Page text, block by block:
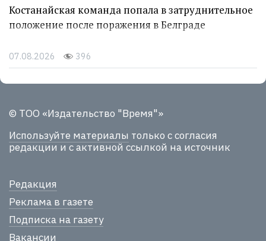
Костанайская команда попала в затруднительное
положение после поражения в Белграде
07.08.2026 396
© ТОО «Издательство "Время"»
Используйте материалы только с согласия
редакции и с активной ссылкой на источник
Редакция
Реклама в газете
Подписка на газету
Вакансии